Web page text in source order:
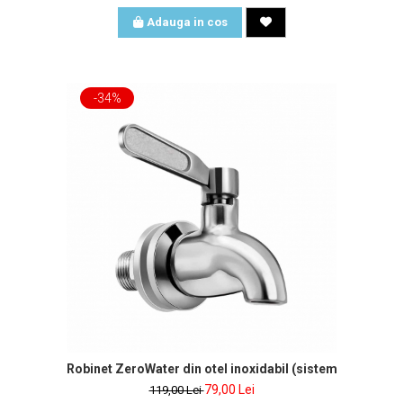
Adauga in cos
-34%
Robinet ZeroWater din otel inoxidabil (sistem filtrant 9L)
119,00 Lei79,00 Lei